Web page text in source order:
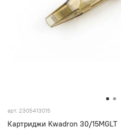
арт. 2305413015
Картриджи Kwadron 30/15MGLT